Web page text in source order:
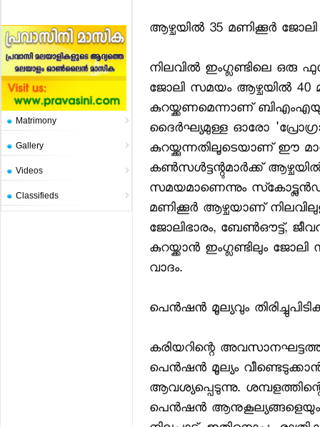
Matrimony
Gallery
Videos
Classifieds
ആഴ്ചയില്‍ 35 മണിക്കൂര്‍
നിലവില്‍ ഇംഗ്ലണ്ടിലെ ഒരു
ജോലി സമയം ആഴ്ചയില്‍ 40
കുറയ്ക്കണമെന്നാണ്
ദൈര്‍ഘ്യമുള്ള ഓരോ
കുറയ്ക്കുന്നതിലൂടെയാണ് ഈ
കണ്‍സള്‍ട്ടന്റുമാര്‍ക്ക്
സമയമാണെന്നും
മണിക്കൂര്‍ ആഴ്ചയാണ്
ജോലിഭാരം, ബേണ്‍ഔട്ട്,
കുറയ്ക്കാന്‍ ഇംഗ്ലണ്ടിലും
വാദം.
പെന്‍ഷന്‍ മൂല്യവും
കരിയറിന്റെ
പെന്‍ഷന്‍ മൂല്യം
ആവശ്യപ്പെടുന്നു.
പെന്‍ഷന്‍ ആനുകൂല്യങ്ങളെയും